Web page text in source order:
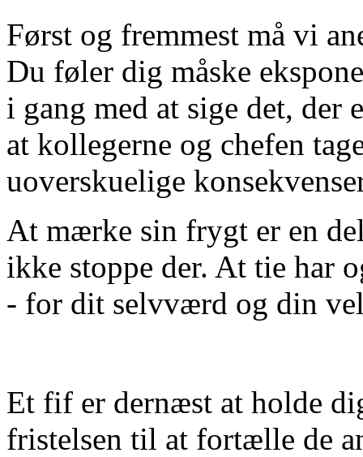
Først og fremmest må vi
Du føler dig måske
i gang med at sige det,
at kollegerne og chefen
uoverskuelige
At mærke sin frygt er en
ikke stoppe der. At tie har
- for dit selvværd og din
Et fif er dernæst at holde
fristelsen til at fortælle de